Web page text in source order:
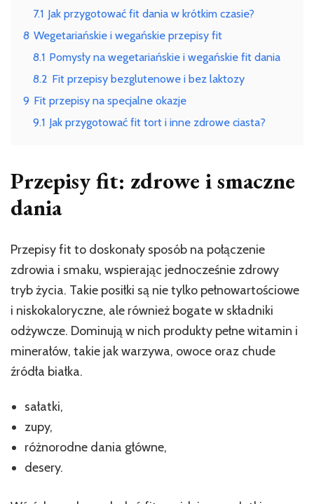
7.1 Jak przygotować fit dania w krótkim czasie?
8 Wegetariańskie i wegańskie przepisy fit
8.1 Pomysły na wegetariańskie i wegańskie fit dania
8.2 Fit przepisy bezglutenowe i bez laktozy
9 Fit przepisy na specjalne okazje
9.1 Jak przygotować fit tort i inne zdrowe ciasta?
Przepisy fit: zdrowe i smaczne
dania
Przepisy fit to doskonały sposób na połączenie
zdrowia i smaku, wspierając jednocześnie zdrowy
tryb życia. Takie posiłki są nie tylko pełnowartościowe
i niskokaloryczne, ale również bogate w składniki
odżywcze. Dominują w nich produkty pełne witamin i
minerałów, takie jak warzywa, owoce oraz chude
źródła białka.
sałatki,
zupy,
różnorodne dania główne,
desery.